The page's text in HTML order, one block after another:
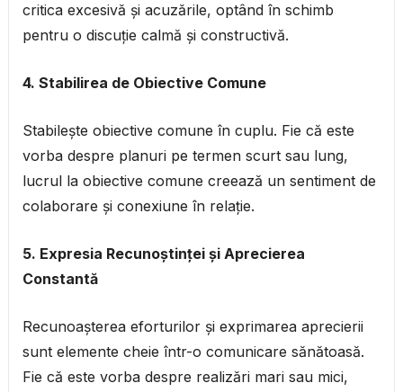
critica excesivă și acuzările, optând în schimb
pentru o discuție calmă și constructivă.
4. Stabilirea de Obiective Comune
Stabilește obiective comune în cuplu. Fie că este
vorba despre planuri pe termen scurt sau lung,
lucrul la obiective comune creează un sentiment de
colaborare și conexiune în relație.
5. Expresia Recunoștinței și Aprecierea
Constantă
Recunoașterea eforturilor și exprimarea aprecierii
sunt elemente cheie într-o comunicare sănătoasă.
Fie că este vorba despre realizări mari sau mici,